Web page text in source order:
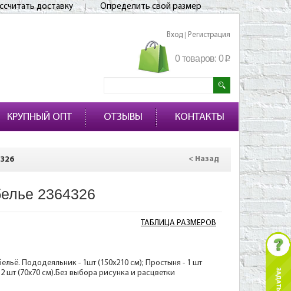
доставку Определить свой размер
Вход Регистрация
0 товаров: 0p
КРУПНЫЙ ОПТ ОТЗЫВЫ КОНТАКТЫ
< Назад
2364326
ТАБЛИЦА РАЗМЕРОВ
Пододеяльник - 1шт (150х210 см); Простыня - 1 шт
шт (70х70 см).Без выбора рисунка и расцветки